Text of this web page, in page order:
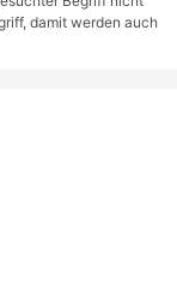
damit werden auch